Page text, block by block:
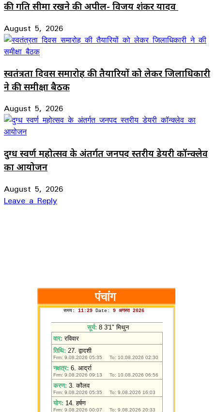
की गति सीमा रखने की अपील- विजय शंकर यादव
August 5, 2026
स्वतंत्रता दिवस समारोह की तैयारियों को लेकर जिलाधिकारी
ने की समीक्षा बैठक
August 5, 2026
दुग्ध स्वर्ण महोत्सव के अंतर्गत जनपद स्तरीय डेयरी कॉन्क्लेव
का आयोजन
August 5, 2026
Leave a Reply